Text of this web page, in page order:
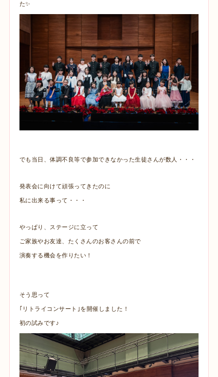
た✨
でも当日、体調不良等で参加できなかった生徒さんが数人・・・
発表会に向けて頑張ってきたのに
私に出来る事って・・・
やっぱり、ステージに立って
ご家族やお友達、たくさんのお客さんの前で
演奏する機会を作りたい！
そう思って
｢リトライコンサート｣を開催しました！
初の試みです♪